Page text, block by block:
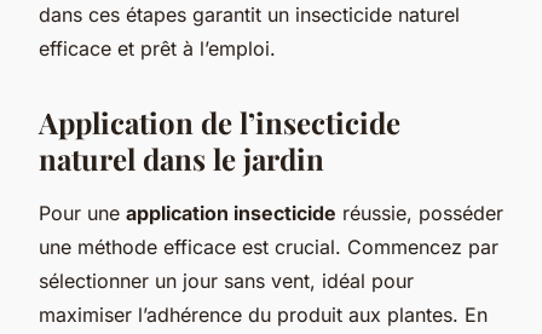
dans ces étapes garantit un insecticide naturel
efficace et prêt à l’emploi.
Application de l’insecticide
naturel dans le jardin
Pour une application insecticide réussie, posséder
une méthode efficace est crucial. Commencez par
sélectionner un jour sans vent, idéal pour
maximiser l’adhérence du produit aux plantes. En